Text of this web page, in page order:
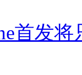
首发